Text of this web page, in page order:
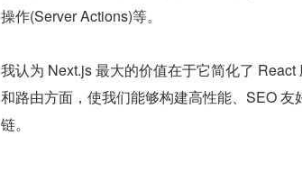
操作(Server Actions)等。
我认为 Next.js 最大的价值在于它简化了
和路由方面，使我们能够构建高性能、SEO
链。